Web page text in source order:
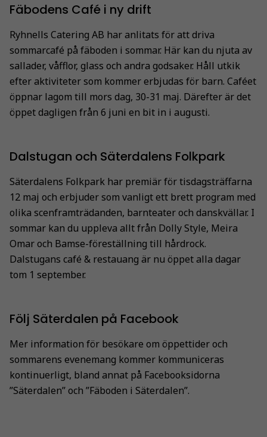
Fäbodens Café i ny drift
Ryhnells Catering AB har anlitats för att driva
sommarcafé på fäboden i sommar. Här kan du njuta av
sallader, våfflor, glass och andra godsaker. Håll utkik
efter aktiviteter som kommer erbjudas för barn. Caféet
öppnar lagom till mors dag, 30-31 maj. Därefter är det
öppet dagligen från 6 juni en bit in i augusti.
Dalstugan och Säterdalens Folkpark
Säterdalens Folkpark har premiär för tisdagsträffarna
12 maj och erbjuder som vanligt ett brett program med
olika scenframträdanden, barnteater och danskvällar. I
sommar kan du uppleva allt från Dolly Style, Meira
Omar och Bamse-föreställning till hårdrock.
Dalstugans café & restauang är nu öppet alla dagar
tom 1 september.
Följ Säterdalen på Facebook
Mer information för besökare om öppettider och
sommarens evenemang kommer kommuniceras
kontinuerligt, bland annat på Facebooksidorna
”Säterdalen” och ”Fäboden i Säterdalen”.